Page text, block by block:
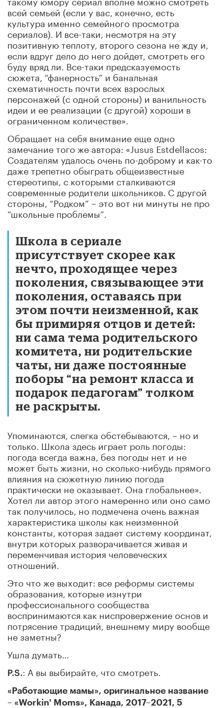
всей семьей (если у вас, конечно, есть
культура именно семейного просмотра
сериалов). И все-таки, несмотря на эту
позитивную теплоту, второго сезона не жду и,
если вдруг дело до него дойдет, смотреть его
буду вряд ли. Все-таки предсказуемость
сюжета, “фанерность” и банальная
схематичность почти всех взрослых
персонажей (с одной стороны) и ванильность
идеи и ее реализации (с другой) хороши в
ограниченном количестве».
Обращает на себя внимание еще одно
замечание того же автора: «Jusus Estdellacos:
Создателям удалось очень по-доброму и как-то
даже трепетно обыграть общеизвестные
стереотипы, с которыми сталкиваются
современные родители школьников. С другой
стороны, “Родком” – это вот ни минуты не про
“школьные проблемы”.
Школа в сериале
присутствует скорее как
нечто, проходящее через
поколения, связывающее эти
поколения, оставаясь при
этом почти неизменной, как
бы примиряя отцов и детей:
ни сама тема родительского
комитета, ни родительские
чаты, ни даже постоянные
поборы “на ремонт класса и
подарок педагогам” толком
не раскрыты.
Упоминаются, слегка обстебываются, – но и
только. Школа здесь играет роль погоды:
погода всегда важна, без погоды нет и не
может быть жизни, но сколько-нибудь прямого
влияния на сюжетную линию погода
практически не оказывает. Она глобальнее».
Хотел ли автор этого намеренно или оно само
так получилось, но подмечена очень важная
характеристика школы как неизменной
константы, которая задает систему координат,
внутри которых разворачивается живая и
переменчивая история человеческих
отношений.
Это что же выходит: все реформы системы
образования, которые изнутри
профессионального сообщества
воспринимаются как ниспровержение основ и
потрясение традиций, внешнему миру вообще
не заметны?
Ушла думать…
P.S.: А вы выбирайте, что смотреть.
«Работающие мамы», оригинальное название
– «Workin' Moms», Канада, 2017–2021, 5